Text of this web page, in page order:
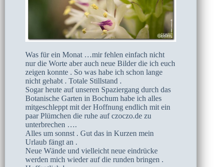
Was für ein Monat …mir fehlen einfach nicht
nur die Worte aber auch neue Bilder die ich euch
zeigen konnte . So was habe ich schon lange
nicht gehabt . Totale Stillstand .
Sogar heute auf unseren Spaziergang durch das
Botanische Garten in Bochum habe ich alles
mitgeschleppt mit der Hoffnung endlich mit ein
paar Plümchen die ruhe auf czoczo.de zu
unterbrechen ….
Alles um sonnst . Gut das in Kurzen mein
Urlaub fängt an .
Neue Wände und vielleicht neue eindrücke
werden mich wieder auf die runden bringen .